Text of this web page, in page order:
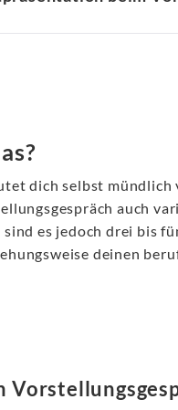
dich selbst
auch
es jedoch drei bis
deinen